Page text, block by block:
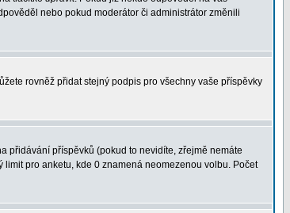
nebo pokud moderátor či administrátor změnili
rovněž přidat stejný podpis pro všechny vaše příspěvky
přidávání příspěvků (pokud to nevidíte, zřejmě nemáte
limit pro anketu, kde 0 znamená neomezenou volbu. Počet